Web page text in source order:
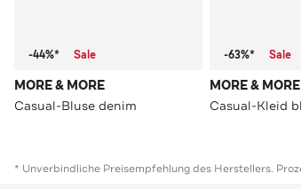
-44%* Sale
MORE & MORE
Casual-Bluse denim
-63%* Sale
MORE & MORE
Casual-Kleid
* Unverbindliche Preisempfehlung des Herstellers.